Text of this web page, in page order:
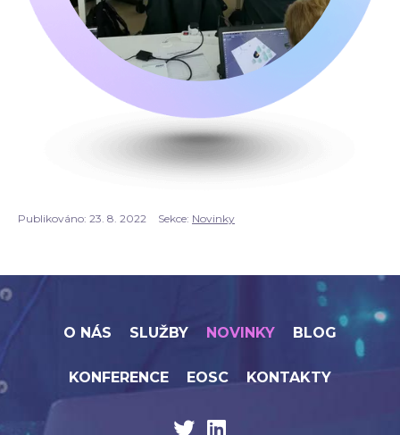
Publikováno: 23. 8. 2022 Sekce: Novinky
O NÁS SLUŽBY NOVINKY BLOG
KONFERENCE EOSC KONTAKTY